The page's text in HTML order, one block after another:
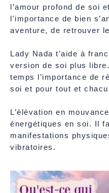
l’amour profond de soi
l'importance de bien
aventure, de retrouver
Lady Nada t’aide à
version de soi plus
temps l’importance de
soi et pour tout et
L’élévation en
énergétiques en soi. Il
manifestations
vibratoires.